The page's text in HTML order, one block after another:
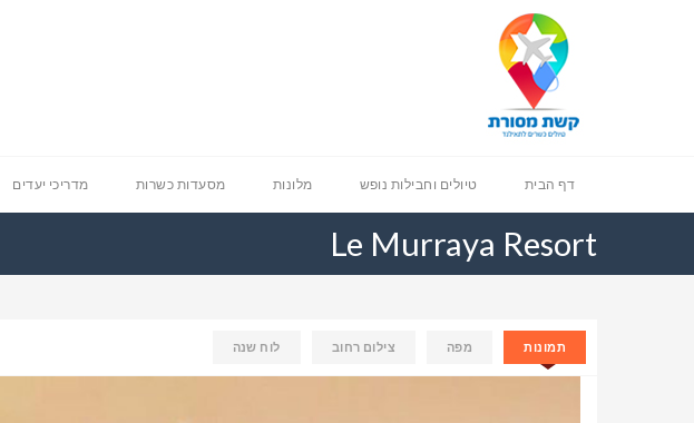
דף הבית טיולים וחבילות נופש מלונות מסעדות כשרות מדריכי יעדים
Le Murraya Resort
תמונות מפה צילום רחוב לוח שנה